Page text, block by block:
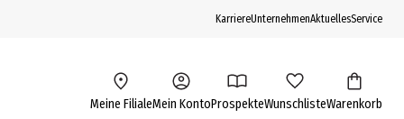
KarriereUnternehmenAktuellesService
Meine FilialeMein KontoProspekteWunschlisteWarenkorb